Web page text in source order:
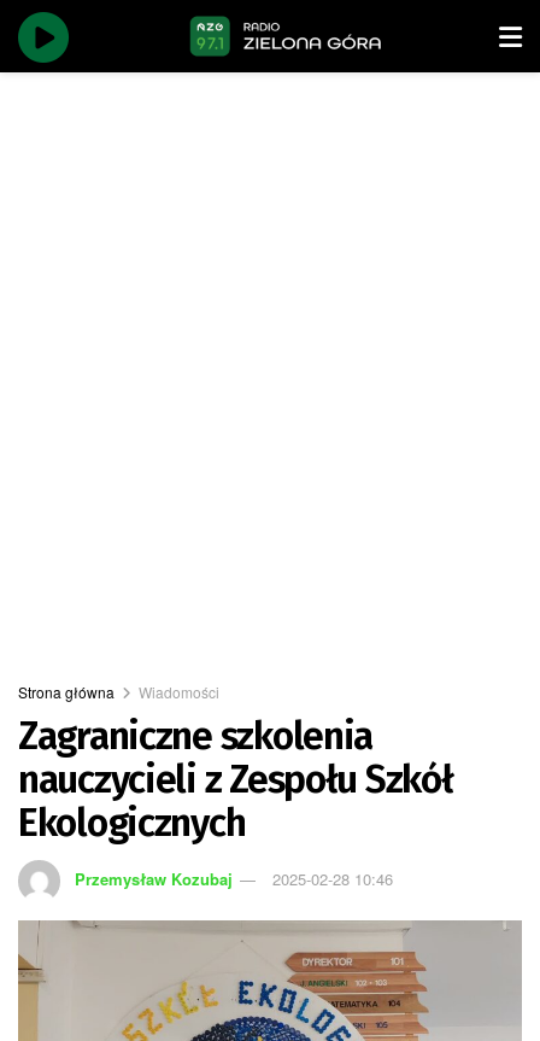
Strona główna Wiadomości
Zagraniczne szkolenia
nauczycieli z Zespołu Szkół
Ekologicznych
Przemysław Kozubaj 2025-02-28 10:46